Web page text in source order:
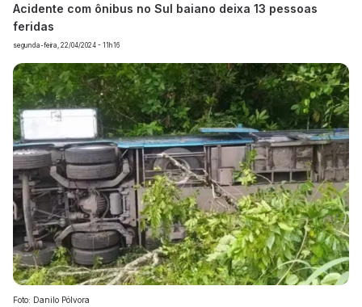
Acidente com ônibus no Sul baiano deixa 13 pessoas
feridas
segunda-feira, 22/04/2024 - 11h16
Foto: Danilo Pólvora